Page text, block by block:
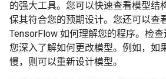
的强大工具。您可以快速查看模型结
保其符合您的预期设计。您还可以查
TensorFlow 如何理解您的程序。检
您深入了解如何更改模型。例如，如
慢，则可以重新设计模型。